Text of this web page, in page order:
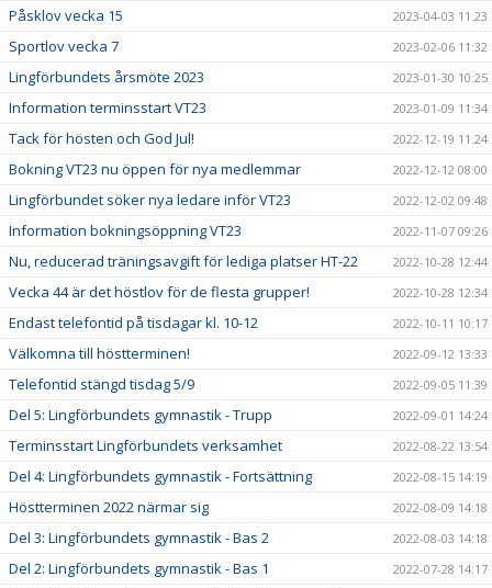
Påsklov vecka 15 2023-04-03 11:23
Sportlov vecka 7 2023-02-06 11:32
Lingförbundets årsmöte 2023 2023-01-30 10:25
Information terminsstart VT23 2023-01-09 11:34
Tack för hösten och God Jul! 2022-12-19 11:24
Bokning VT23 nu öppen för nya medlemmar 2022-12-12 08:00
Lingförbundet söker nya ledare inför VT23 2022-12-02 09:48
Information bokningsöppning VT23 2022-11-07 09:26
Nu, reducerad träningsavgift för lediga platser HT-22 2022-10-28 12:44
Vecka 44 är det höstlov för de flesta grupper! 2022-10-28 12:34
Endast telefontid på tisdagar kl. 10-12 2022-10-11 10:17
Välkomna till höstterminen! 2022-09-12 13:33
Telefontid stängd tisdag 5/9 2022-09-05 11:39
Del 5: Lingförbundets gymnastik - Trupp 2022-09-01 14:24
Terminsstart Lingförbundets verksamhet 2022-08-22 13:54
Del 4: Lingförbundets gymnastik - Fortsättning 2022-08-15 14:19
Höstterminen 2022 närmar sig 2022-08-09 14:18
Del 3: Lingförbundets gymnastik - Bas 2 2022-08-03 14:18
Del 2: Lingförbundets gymnastik - Bas 1 2022-07-28 14:17